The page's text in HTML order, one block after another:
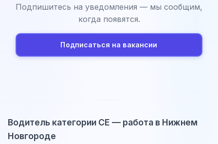
Подпишитесь на уведомления — мы сообщим,
когда появятся.
Подписаться на вакансии
Водитель категории CE — работа в Нижнем
Новгороде